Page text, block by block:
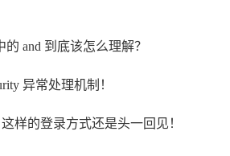
的 and 到底该怎么理解？
异常处理机制！
样的登录方式还是头一回见！